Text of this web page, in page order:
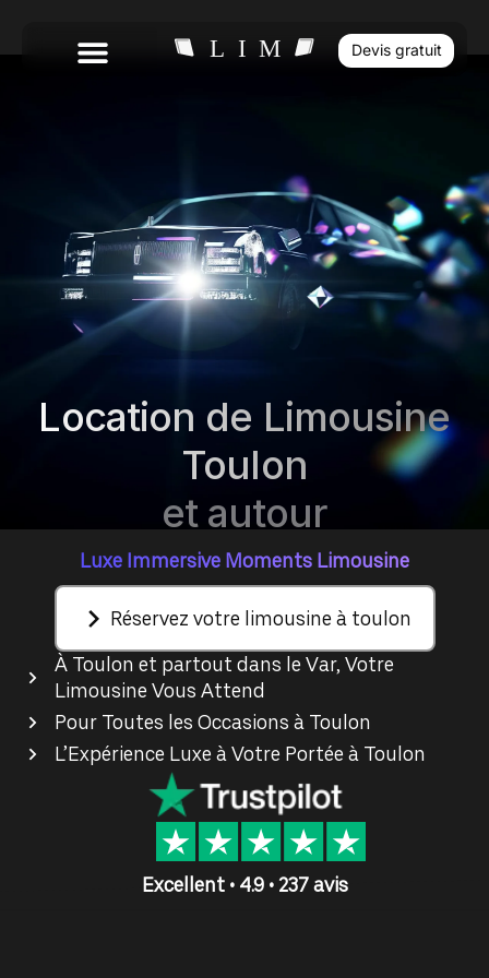
Devis gratuit
Location de Limousine
Toulon
et autour
Luxe Immersive Moments Limousine
Réservez votre limousine à toulon
À Toulon et partout dans le Var, Votre
Limousine Vous Attend
Pour Toutes les Occasions à Toulon
L’Expérience Luxe à Votre Portée à Toulon
Excellent • 4.9 • 237 avis